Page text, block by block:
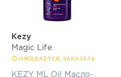
Kezy
Magic Life
⏱ ОЖИДАЕТСЯ, ЗАКАЗАТЬ
KEZY ML Oil Масло-